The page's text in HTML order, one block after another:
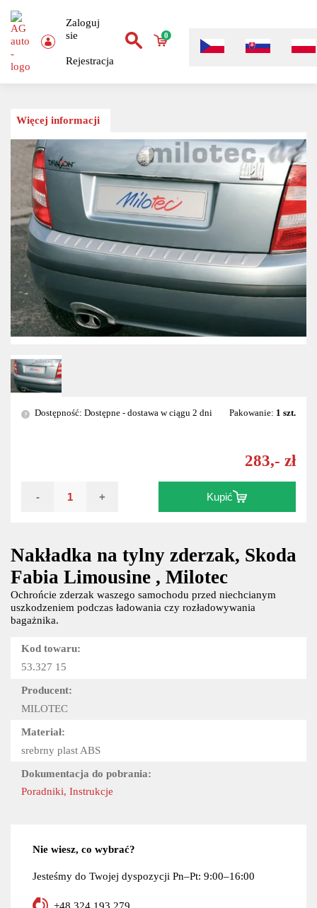
Zaloguj
sie
Rejestracja
0
Więcej informacji
Nakładka na tylny zderzak, Skoda
Fabia Limousine , Milotec
Ochrońcie zderzak waszego samochodu przed niechcianym
uszkodzeniem podczas ładowania czy rozładowywania
bagażnika.
Kod towaru:
53.327 15
Producent:
MILOTEC
Materiał:
srebrny plast ABS
Dokumentacja do pobrania:
Poradniki, Instrukcje
? Dostępność: Dostępne - dostawa w ciągu 2 dni Pakowanie: 1 szt.
283,- zł
- + Kupić
Nie wiesz, co wybrać?
Jesteśmy do Twojej dyspozycji Pn–Pt: 9:00–16:00
+48 324 193 279